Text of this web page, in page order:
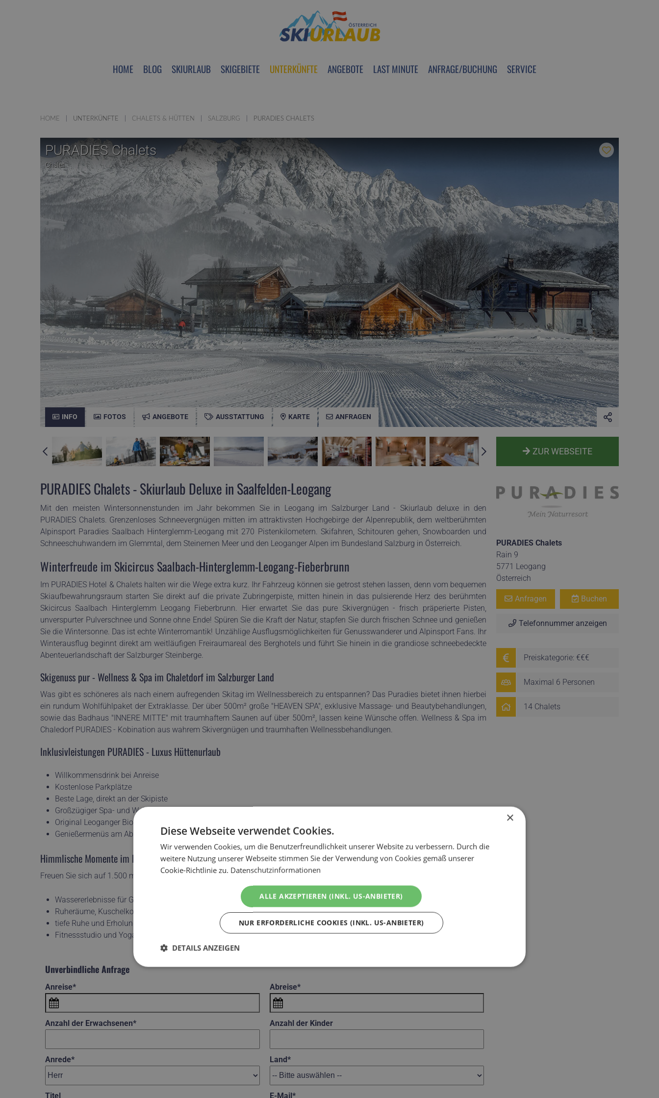
HOME BLOG SKIURLAUB SKIGEBIETE UNTERKÜNFTE ANGEBOTE LAST MINUTE ANFRAGE/BUCHUNG SERVICE
HOME UNTERKÜNFTE CHALETS & HÜTTEN SALZBURG PURADIES CHALETS
PURADIES Chalets
Chalet
INFO FOTOS ANGEBOTE AUSSTATTUNG KARTE ANFRAGEN
ZUR WEBSEITE
PURADIES Chalets - Skiurlaub Deluxe in Saalfelden-Leogang
Mit den meisten Wintersonnenstunden im Jahr bekommen Sie in Leogang im Salzburger Land - Skiurlaub deluxe in den
PURADIES Chalets. Grenzenloses Schneevergnügen mitten im attraktivsten Hochgebirge der Alpenrepublik, dem weltberühmten
Alpinsport Paradies Saalbach Hinterglemm-Leogang mit 270 Pistenkilometern. Skifahren, Schitouren gehen, Snowboarden und
Schneeschuhwandern im Glemmtal, dem Steinernen Meer und den Leoganger Alpen im Bundesland Salzburg in Österreich.
Winterfreude im Skicircus Saalbach-Hinterglemm-Leogang-Fieberbrunn
Im PURADIES Hotel & Chalets halten wir die Wege extra kurz. Ihr Fahrzeug können sie getrost stehen lassen, denn vom bequemen
Skiaufbewahrungsraum starten Sie direkt auf die private Zubringerpiste, mitten hinein in das pulsierende Herz des berühmten
Skicircus Saalbach Hinterglemm Leogang Fieberbrunn. Hier erwartet Sie das pure Skivergnügen - frisch präperierte Pisten,
unverspurter Pulverschnee und Sonne ohne Ende! Spüren Sie die Kraft der Natur, stapfen Sie durch frischen Schnee und genießen
Sie die Wintersonne. Das ist echte Winterromantik! Unzählige Ausflugsmöglichkeiten für Genusswanderer und Alpinsport Fans. Ihr
Winterausflug beginnt direkt am weitläufigen Freiraumareal des Berghotels und führt Sie hinein in die grandiose schneebedeckte
Abenteuerlandschaft der Salzburger Steinberge.
Skigenuss pur - Wellness & Spa im Chaletdorf im Salzburger Land
Was gibt es schöneres als nach einem aufregenden Skitag im Wellnessbereich zu entspannen? Das Puradies bietet ihnen hierbei
ein rundum Wohlfühlpaket der Extraklasse. Der über 500m² große "HEAVEN SPA", exklusive Massage- und Beautybehandlungen,
sowie das Badhaus "INNERE MITTE" mit traumhaftem Saunen auf über 500m², lassen keine Wünsche offen. Wellness & Spa im
Chaledorf PURADIES - Kobination aus wahrem Skivergnügen und traumhaften Wellnessbehandlungen.
Inklusivleistungen PURADIES - Luxus Hüttenurlaub
Willkommensdrink bei Anreise
Kostenlose Parkplätze
Beste Lage, direkt an der Skipiste
Großzügiger Spa- und Wellnessbereich
Original Leoganger Biofrühstück mit regionalen Produkten
Genießermenüs am Abend mit kulinarischen Spezialitäten
Himmlische Momente im Heaven Spa
Freuen Sie sich auf 1.500 m² pure Wellnessoase
Wassererlebnisse für Groß und Klein im Outdoor Infinity Pool mit Inneneinstieg und im separaten Kinderpool
Ruheräume, Kuschelkojen und Nischen zum Entspannen
tiefe Ruhe und Erholung auf 400 m² Fläche im separaten Adults Only Saunahaus
Fitnessstudio und Yogaatelier
Unverbindliche Anfrage
Anreise* Abreise*
Anzahl der Erwachsenen* Anzahl der Kinder
Anrede*
Titel
Land*
E-Mail*
PURADIES Chalets
Rain 9
5771 Leogang
Österreich
Anfragen Buchen
Telefonnummer anzeigen
Preiskategorie: €€€
Maximal 6 Personen
14 Chalets
×
Diese Webseite verwendet Cookies.
Wir verwenden Cookies, um die Benutzerfreundlichkeit unserer Website zu verbessern. Durch die
weitere Nutzung unserer Webseite stimmen Sie der Verwendung von Cookies gemäß unserer
Cookie-Richtlinie zu. Datenschutzinformationen
ALLE AKZEPTIEREN (INKL. US-ANBIETER)
NUR ERFORDERLICHE COOKIES (INKL. US-ANBIETER)
DETAILS ANZEIGEN